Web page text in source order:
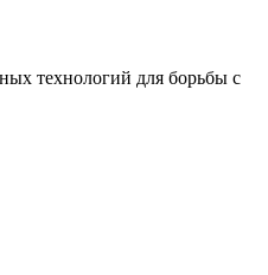
технологий для борьбы с